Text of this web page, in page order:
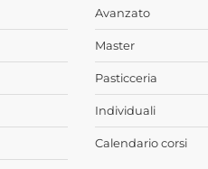
Avanzato
Master
Pasticceria
Individuali
Calendario corsi